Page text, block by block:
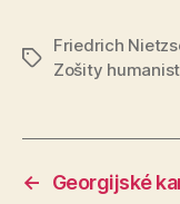
Značky
Friedrich
Zošity
←
Georgijské